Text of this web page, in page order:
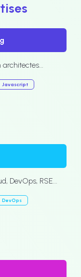
architectes...
Javascript
DevOps, RSE...
DevOps